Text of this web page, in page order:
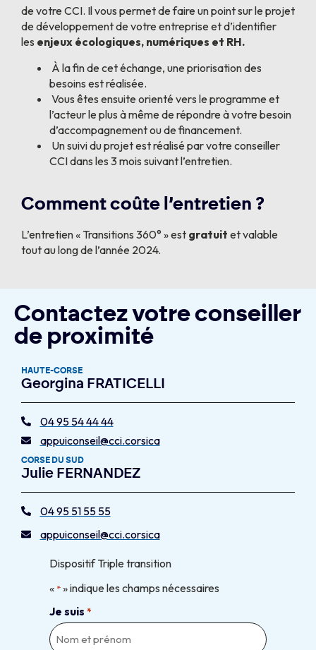
de votre CCI. Il vous permet de faire un point sur le projet
de développement de votre entreprise et d’identifier
les enjeux écologiques, numériques et RH.
À la fin de cet échange, une priorisation des
besoins est réalisée.
Vous êtes ensuite orienté vers le programme et
l’acteur le plus à même de répondre à votre besoin
d’accompagnement ou de financement.
Un suivi du projet est réalisé par votre conseiller
CCI dans les 3 mois suivant l’entretien.
Comment coûte l’entretien ?
L’entretien « Transitions 360° » est gratuit et valable
tout au long de l’année 2024.
Contactez votre conseiller
de proximité
HAUTE-CORSE
Georgina FRATICELLI
04 95 54 44 44
appuiconseil@cci.corsica
CORSE DU SUD
Julie FERNANDEZ
04 95 51 55 55
appuiconseil@cci.corsica
Dispositif Triple transition
« *» indique les champs nécessaires
Je suis *